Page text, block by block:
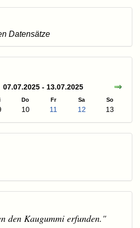
Datensätze
07.07.2025 - 13.07.2025
Do Fr Sa So
10 11 12 13
den Kaugummi erfunden."